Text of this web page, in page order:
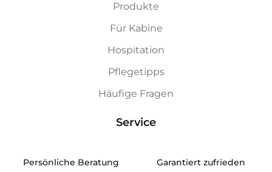
Produkte
Für Kabine
Hospitation
Pflegetipps
Häufige Fragen
Service
Persönliche Beratung Garantiert zufrieden